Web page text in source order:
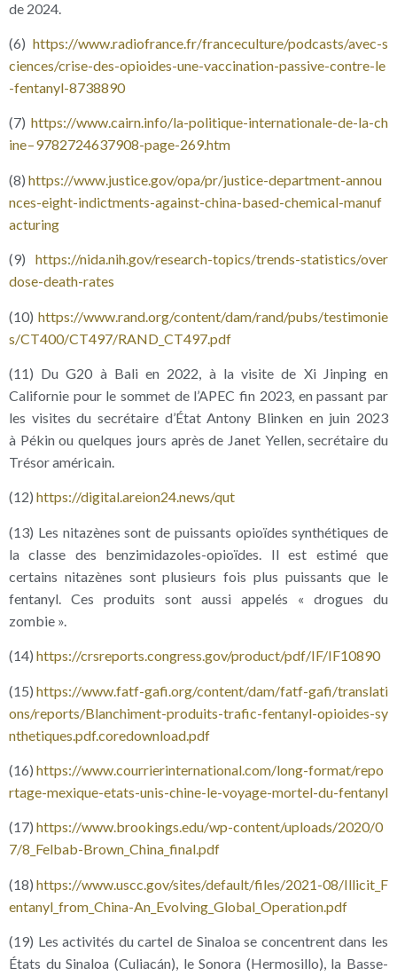
de 2024.
(6) https://​www​.radiofrance​.fr/​f​r​a​n​c​e​c​u​l​t​u​r​e​/​p​o​d​c​a​s​t​s​/​a​v​e​c​-​s​
c​i​e​n​c​e​s​/​c​r​i​s​e​-​d​e​s​-​o​p​i​o​i​d​e​s​-​u​n​e​-​v​a​c​c​i​n​a​t​i​o​n​-​p​a​s​s​i​v​e​-​c​o​n​t​r​e​-​l​e​
-​f​e​n​t​a​n​y​l​-​8​7​3​8​890
(7) https://​www​.cairn​.info/​l​a​-​p​o​l​i​t​i​q​u​e​-​i​n​t​e​r​n​a​t​i​o​n​a​l​e​-​d​e​-​l​a​-​c​h​
ine – 9782724637908-page-269.htm
(8) https://​www​.justice​.gov/​o​p​a​/​p​r​/​j​u​s​t​i​c​e​-​d​e​p​a​r​t​m​e​n​t​-​a​n​n​o​u​
n​c​e​s​-​e​i​g​h​t​-​i​n​d​i​c​t​m​e​n​t​s​-​a​g​a​i​n​s​t​-​c​h​i​n​a​-​b​a​s​e​d​-​c​h​e​m​i​c​a​l​-​m​a​n​u​f​
a​c​t​u​r​ing
(9) https://​nida​.nih​.gov/​r​e​s​e​a​r​c​h​-​t​o​p​i​c​s​/​t​r​e​n​d​s​-​s​t​a​t​i​s​t​i​c​s​/​o​v​e​r​
d​o​s​e​-​d​e​a​t​h​-​r​a​tes
(10) https://​www​.rand​.org/​c​o​n​t​e​n​t​/​d​a​m​/​r​a​n​d​/​p​u​b​s​/​t​e​s​t​i​m​o​n​i​e​
s​/​C​T​4​0​0​/​C​T​4​9​7​/​R​A​N​D​_​C​T​4​9​7​.​pdf
(11) Du G20 à Bali en 2022, à la visite de Xi Jinping en
Californie pour le sommet de l’APEC fin 2023, en passant par
les visites du secrétaire d’État Antony Blinken en juin 2023
à Pékin ou quelques jours après de Janet Yellen, secrétaire du
Trésor américain.
(12) https://​digital​.areion24​.news/​qut
(13) Les nitazènes sont de puissants opioïdes synthétiques de
la classe des benzimidazoles-opioïdes. Il est estimé que
certains nitazènes sont plusieurs fois plus puissants que le
fentanyl. Ces produits sont aussi appelés « drogues du
zombie ».
(14) https://​crsreports​.congress​.gov/​p​r​o​d​u​c​t​/​p​d​f​/​I​F​/​I​F​1​0​890
(15) https://​www​.fatf​-gafi​.org/​c​o​n​t​e​n​t​/​d​a​m​/​f​a​t​f​-​g​a​f​i​/​t​r​a​n​s​l​a​t​i​
o​n​s​/​r​e​p​o​r​t​s​/​B​l​a​n​c​h​i​m​e​n​t​-​p​r​o​d​u​i​t​s​-​t​r​a​f​i​c​-​f​e​n​t​a​n​y​l​-​o​p​i​o​i​d​e​s​-​s​y​
n​t​h​e​t​i​q​u​e​s​.​p​d​f​.​c​o​r​e​d​o​w​n​l​o​a​d​.​pdf
(16) https://​www​.courrierinternational​.com/​l​o​n​g​-​f​o​r​m​a​t​/​r​e​p​o​
r​t​a​g​e​-​m​e​x​i​q​u​e​-​e​t​a​t​s​-​u​n​i​s​-​c​h​i​n​e​-​l​e​-​v​o​y​a​g​e​-​m​o​r​t​e​l​-​d​u​-​f​e​n​t​a​nyl
(17) https://​www​.brookings​.edu/​w​p​-​c​o​n​t​e​n​t​/​u​p​l​o​a​d​s​/​2​0​2​0​/​0​
7​/​8​_​F​e​l​b​a​b​-​B​r​o​w​n​_​C​h​i​n​a​_​f​i​n​a​l​.​pdf
(18) https://​www​.uscc​.gov/​s​i​t​e​s​/​d​e​f​a​u​l​t​/​f​i​l​e​s​/​2​0​2​1​-​0​8​/​I​l​l​i​c​i​t​_​F​
e​n​t​a​n​y​l​_​f​r​o​m​_​C​h​i​n​a​-​A​n​_​E​v​o​l​v​i​n​g​_​G​l​o​b​a​l​_​O​p​e​r​a​t​i​o​n​.​pdf
(19) Les activités du cartel de Sinaloa se concentrent dans les
États du Sinaloa (Culiacán), le Sonora (Hermosillo), la Basse-